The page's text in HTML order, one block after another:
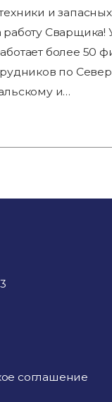
и
Сварщика!
более 50
по
и…
соглашение